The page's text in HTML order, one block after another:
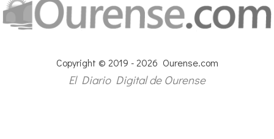
Copyright © 2019 - 2026 Ourense.com
El Diario Digital de Ourense